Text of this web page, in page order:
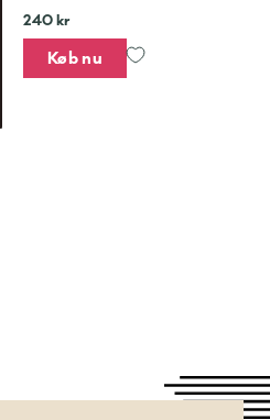
240 kr
Køb nu